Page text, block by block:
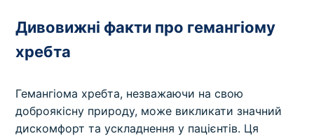
Дивовижні факти про гемангіому
хребта
Гемангіома хребта, незважаючи на свою
доброякісну природу, може викликати значний
дискомфорт та ускладнення у пацієнтів. Ця